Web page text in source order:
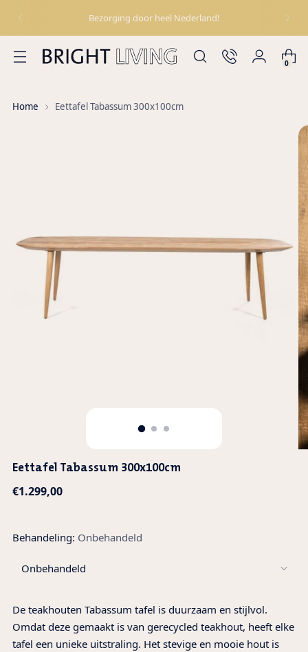
Bezorging door heel Nederland!
0
Home Eettafel Tabassum 300x100cm
Eettafel Tabassum 300x100cm
Regular
€1.299,00
Behandeling: Onbehandeld
De teakhouten Tabassum tafel is duurzaam en stijlvol.
Omdat deze gemaakt is van gerecycled teakhout, heeft elke
tafel een unieke uitstraling. Het stevige en mooie hout is